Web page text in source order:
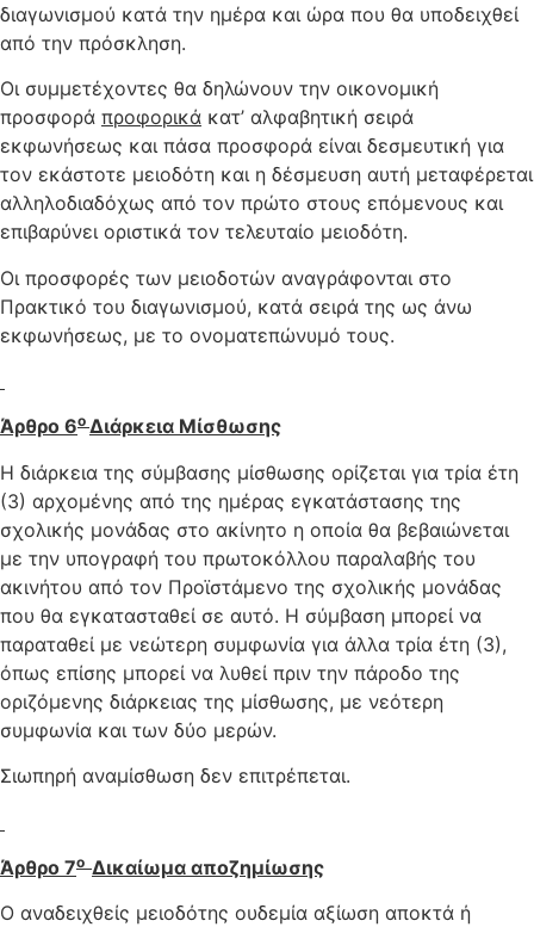
διαγωνισμού κατά την ημέρα και ώρα που θα υποδειχθεί
από την πρόσκληση.
Οι συμμετέχοντες θα δηλώνουν την οικονομική
προσφορά προφορικά κατ’ αλφαβητική σειρά
εκφωνήσεως και πάσα προσφορά είναι δεσμευτική για
τον εκάστοτε μειοδότη και η δέσμευση αυτή μεταφέρεται
αλληλοδιαδόχως από τον πρώτο στους επόμενους και
επιβαρύνει οριστικά τον τελευταίο μειοδότη.
Οι προσφορές των μειοδοτών αναγράφονται στο
Πρακτικό του διαγωνισμού, κατά σειρά της ως άνω
εκφωνήσεως, με το ονοματεπώνυμό τους.
Άρθρο 6ο Διάρκεια Μίσθωσης
Η διάρκεια της σύμβασης μίσθωσης ορίζεται για τρία έτη
(3) αρχομένης από της ημέρας εγκατάστασης της
σχολικής μονάδας στο ακίνητο η οποία θα βεβαιώνεται
με την υπογραφή του πρωτοκόλλου παραλαβής του
ακινήτου από τον Προϊστάμενο της σχολικής μονάδας
που θα εγκατασταθεί σε αυτό. Η σύμβαση μπορεί να
παραταθεί με νεώτερη συμφωνία για άλλα τρία έτη (3),
όπως επίσης μπορεί να λυθεί πριν την πάροδο της
οριζόμενης διάρκειας της μίσθωσης, με νεότερη
συμφωνία και των δύο μερών.
Σιωπηρή αναμίσθωση δεν επιτρέπεται.
Άρθρο 7ο Δικαίωμα αποζημίωσης
Ο αναδειχθείς μειοδότης ουδεμία αξίωση αποκτά ή